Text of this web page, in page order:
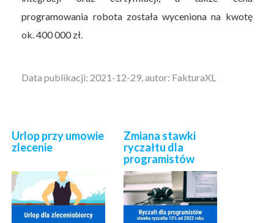
programowania robota została wyceniona na kwotę
ok. 400 000 zł.
Data publikacji: 2021-12-29, autor: FakturaXL
Urlop przy umowie
zlecenie
Zmiana stawki
ryczałtu dla
programistów